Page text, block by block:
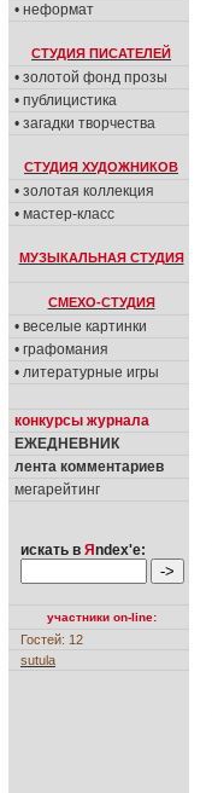
• неформат
СТУДИЯ ПИСАТЕЛЕЙ
• золотой фонд прозы
• публицистика
• загадки творчества
СТУДИЯ ХУДОЖНИКОВ
• золотая коллекция
• мастер-класс
МУЗЫКАЛЬНАЯ СТУДИЯ
СМЕХО-СТУДИЯ
• веселые картинки
• графомания
• литературные игры
конкурсы журнала
ЕЖЕДНЕВНИК
лента комментариев
мегарейтинг
искать в Я ndex'е:
участники on-line:
Гостей: 12
sutula